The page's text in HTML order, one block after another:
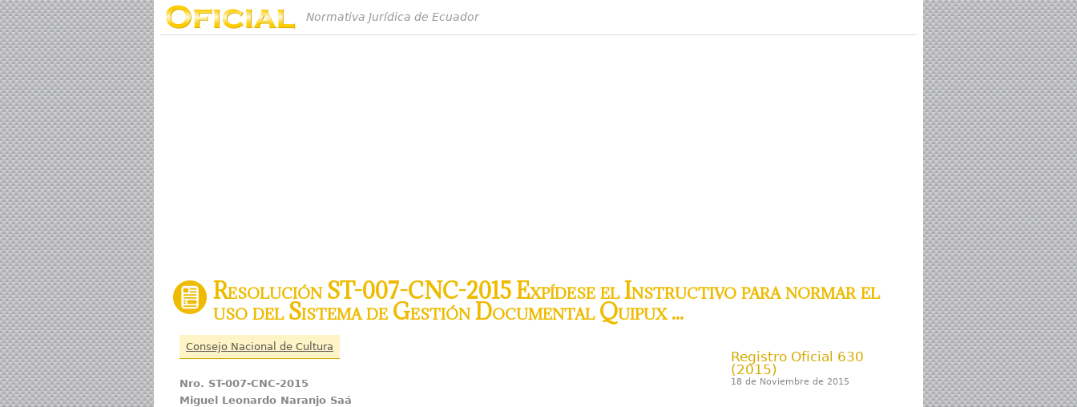
Normativa Jurídica de Ecuador
Resolución ST-007-CNC-2015 Expídese el Instructivo para normar el
uso del Sistema de Gestión Documental Quipux ...
Consejo Nacional de Cultura
Registro Oficial 630
(2015)
18 de Noviembre de 2015
Nro. ST-007-CNC-2015
Miguel Leonardo Naranjo Saá